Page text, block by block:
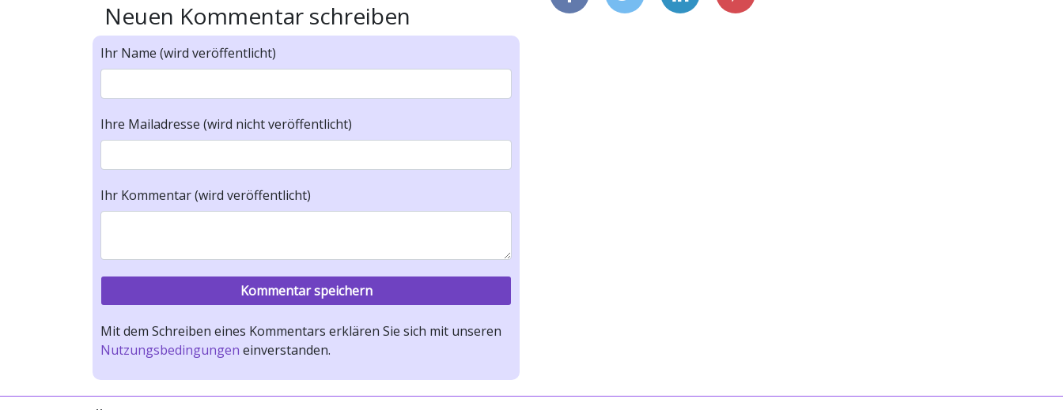
Neuen Kommentar schreiben
Ihr Name (wird veröffentlicht)
Ihre Mailadresse (wird nicht veröffentlicht)
Ihr Kommentar (wird veröffentlicht)
Mit dem Schreiben eines Kommentars erklären Sie sich mit unseren
Nutzungsbedingungen einverstanden.